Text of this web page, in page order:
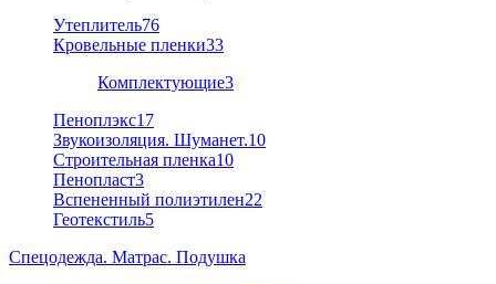
Утеплитель76
Кровельные пленки33
Комплектующие3
Пеноплэкс17
Звукоизоляция. Шуманет.10
Строительная пленка10
Пенопласт3
Вспененный полиэтилен22
Геотекстиль5
Спецодежда. Матрас. Подушка